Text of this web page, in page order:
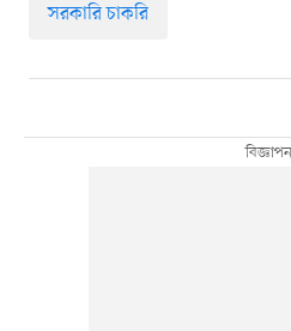
সরকারি চাকরি